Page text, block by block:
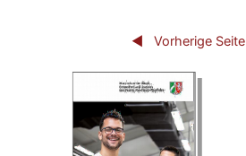
Vorherige Seite